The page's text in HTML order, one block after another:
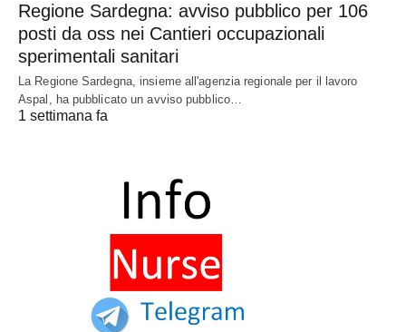
Regione Sardegna: avviso pubblico per 106
posti da oss nei Cantieri occupazionali
sperimentali sanitari
La Regione Sardegna, insieme all'agenzia regionale per il lavoro
Aspal, ha pubblicato un avviso pubblico…
1 settimana fa